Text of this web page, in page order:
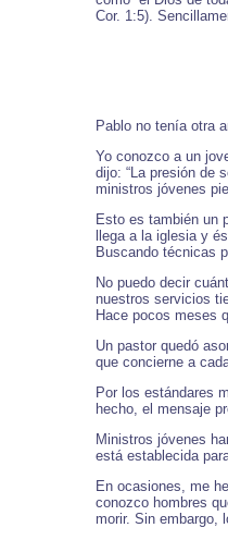
Cor. 1:5).
Pablo no tenía otra
Yo conozco a un
dijo: “La presión de
ministros jóvenes
Esto es también un
llega a la iglesia y
Buscando técnicas
No puedo decir
nuestros servicios
Hace pocos meses
Un pastor quedó
que concierne a
Por los estándares
hecho, el mensaje
Ministros jóvenes
está establecida
En ocasiones, me
conozco hombres
morir. Sin embargo,